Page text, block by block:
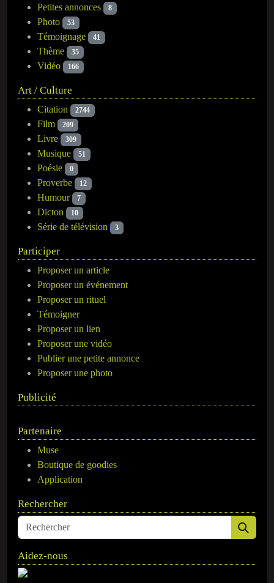
Petites annonces 8
Photo 53
Témoignage 41
Thème 35
Vidéo 166
Art / Culture
Citation 2744
Film 209
Livre 309
Musique 51
Poésie 0
Proverbe 12
Humour 7
Dicton 10
Série de télévision 3
Participer
Proposer un article
Proposer un événement
Proposer un rituel
Témoigner
Proposer un lien
Proposer une vidéo
Publier une petite annonce
Proposer une photo
Publicité
Partenaire
Muse
Boutique de goodies
Application
Rechercher
Aidez-nous